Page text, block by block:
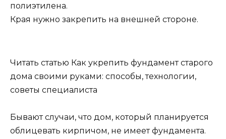
полиэтилена.
Края нужно закрепить на внешней стороне.
Читать статью Как укрепить фундамент старого
дома своими руками: способы, технологии,
советы специалиста
Бывают случаи, что дом, который планируется
облицевать кирпичом, не имеет фундамента.